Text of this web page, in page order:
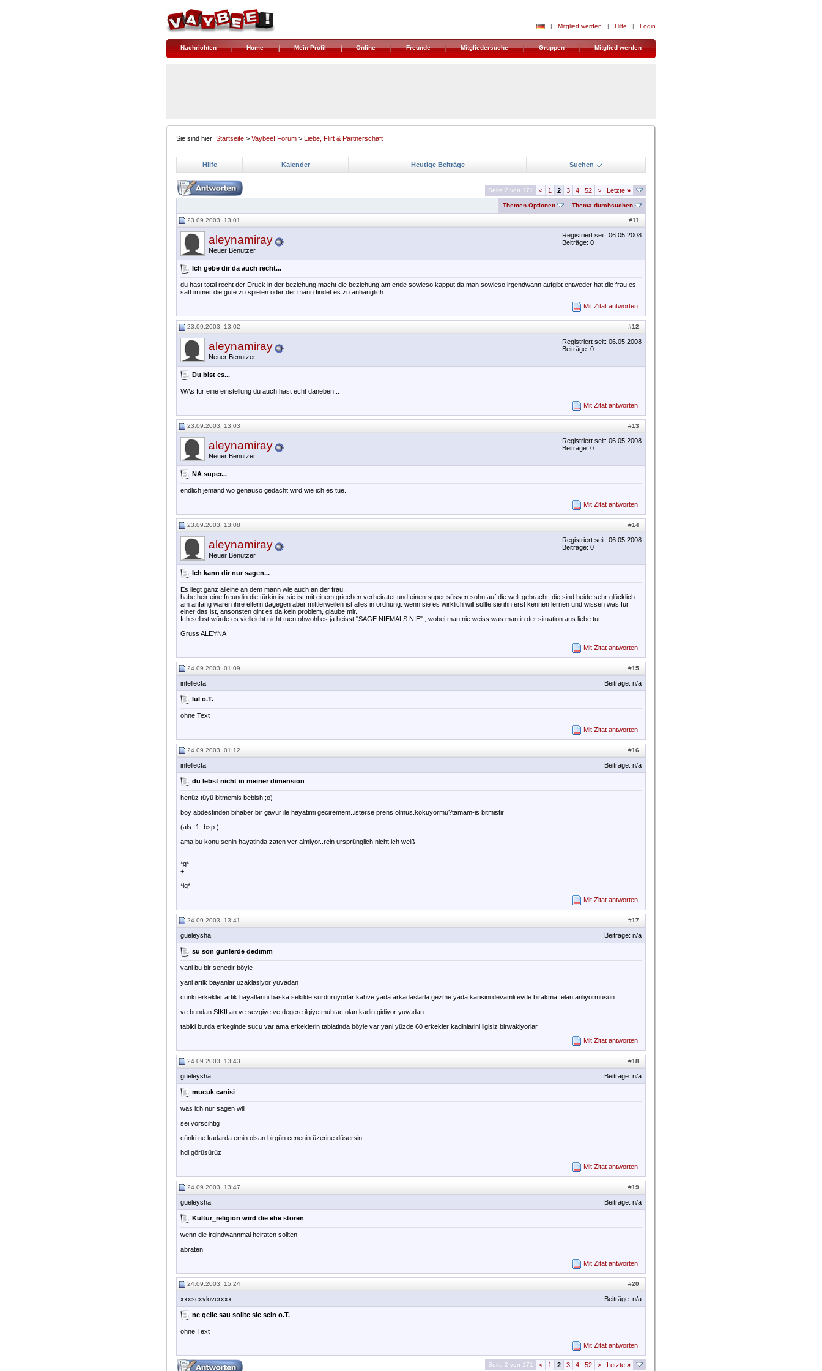
| Mitglied werden | Hilfe | Login
Nachrichten Home Mein Profil Online Freunde Mitgliedersuche Gruppen Mitglied werden
Sie sind hier: Startseite > Vaybee! Forum > Liebe, Flirt & Partnerschaft
Hilfe Kalender Heutige Beiträge Suchen
Seite 2 von 171 < 1 2 3 4 52 > Letzte »
Themen-Optionen Thema durchsuchen
#11
23.09.2003, 13:01
aleynamiray
Neuer Benutzer
Registriert seit: 06.05.2008
Beiträge: 0
Ich gebe dir da auch recht...
du hast total recht der Druck in der beziehung macht die beziehung am ende sowieso kapput da man sowieso irgendwann aufgibt entweder hat die frau es
satt immer die gute zu spielen oder der mann findet es zu anhänglich...
Mit Zitat antworten
#12
23.09.2003, 13:02
aleynamiray
Neuer Benutzer
Registriert seit: 06.05.2008
Beiträge: 0
Du bist es...
WAs für eine einstellung du auch hast echt daneben...
Mit Zitat antworten
#13
23.09.2003, 13:03
aleynamiray
Neuer Benutzer
Registriert seit: 06.05.2008
Beiträge: 0
NA super...
endlich jemand wo genauso gedacht wird wie ich es tue...
Mit Zitat antworten
#14
23.09.2003, 13:08
aleynamiray
Neuer Benutzer
Registriert seit: 06.05.2008
Beiträge: 0
Ich kann dir nur sagen...
Es liegt ganz alleine an dem mann wie auch an der frau..
habe heir eine freundin die türkin ist sie ist mit einem griechen verheiratet und einen super süssen sohn auf die welt gebracht, die sind beide sehr glücklich
am anfang waren ihre eltern dagegen aber mittlerweilen ist alles in ordnung. wenn sie es wirklich will sollte sie ihn erst kennen lernen und wissen was für
einer das ist, ansonsten gint es da kein problem, glaube mir.
Ich selbst würde es vielleicht nicht tuen obwohl es ja heisst "SAGE NIEMALS NIE" , wobei man nie weiss was man in der situation aus liebe tut...
Gruss ALEYNA
Mit Zitat antworten
#15
24.09.2003, 01:09
intellecta Beiträge: n/a
lül o.T.
ohne Text
Mit Zitat antworten
#16
24.09.2003, 01:12
intellecta Beiträge: n/a
du lebst nicht in meiner dimension
henüz tüyü bitmemis bebish ;o)
boy abdestinden bihaber bir gavur ile hayatimi geciremem..isterse prens olmus.kokuyormu?tamam-is bitmistir
(als -1- bsp )
ama bu konu senin hayatinda zaten yer almiyor..rein ursprünglich nicht.ich weiß
*g*
+
*ig*
Mit Zitat antworten
#17
24.09.2003, 13:41
gueleysha Beiträge: n/a
su son günlerde dedimm
yani bu bir senedir böyle
yani artik bayanlar uzaklasiyor yuvadan
cünki erkekler artik hayatlarini baska sekilde sürdürüyorlar kahve yada arkadaslarla gezme yada karisini devamli evde birakma felan anliyormusun
ve bundan SIKILan ve sevgiye ve degere ilgiye muhtac olan kadin gidiyor yuvadan
tabiki burda erkeginde sucu var ama erkeklerin tabiatinda böyle var yani yüzde 60 erkekler kadinlarini ilgisiz birwakiyorlar
Mit Zitat antworten
#18
24.09.2003, 13:43
gueleysha Beiträge: n/a
mucuk canisi
was ich nur sagen will
sei vorscihtig
cünki ne kadarda emin olsan birgün cenenin üzerine düsersin
hdl görüsürüz
Mit Zitat antworten
#19
24.09.2003, 13:47
gueleysha Beiträge: n/a
Kultur_religion wird die ehe stören
wenn die irgindwannmal heiraten sollten
abraten
Mit Zitat antworten
#20
24.09.2003, 15:24
xxxsexyloverxxx Beiträge: n/a
ne geile sau sollte sie sein o.T.
ohne Text
Mit Zitat antworten
Seite 2 von 171 < 1 2 3 4 52 > Letzte »